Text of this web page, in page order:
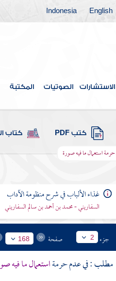
English
Indonesia
الاستشارات الصوتيات المكتبة
كتب PDF كتاب
استعمال ما فيه صورة
غذاء الألباب في شرح منظومة الآداب
السفاريني - محمد بن أحمد بن سالم السفاريني
جزء 2 صفحة 168
مطلب : في عدم حرمةاستعمال ما فيه